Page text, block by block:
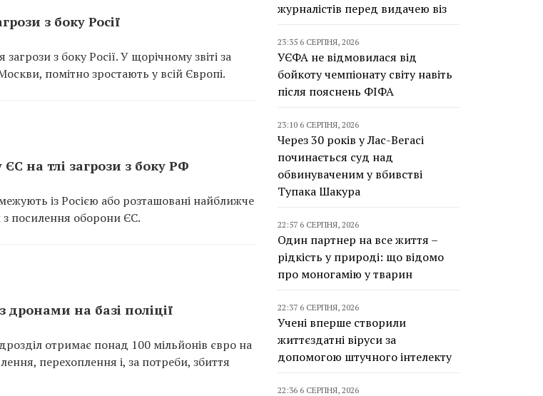
з боку Росії
з боку Росії. У щорічному звіті за
помітно зростають у всій Європі.
на тлі загрози з боку РФ
із Росією або розташовані найближче
посилення оборони ЄС.
на базі поліції
отримає понад 100 мільйонів євро на
перехоплення і, за потреби, збиття
журналістів перед видачею віз
23:35 6 СЕРПНЯ, 2026
УЄФА не відмовилася від
бойкоту чемпіонату світу навіть
після пояснень ФІФА
23:10 6 СЕРПНЯ, 2026
Через 30 років у Лас-Вегасі
починається суд над
обвинуваченим у вбивстві
Тупака Шакура
22:57 6 СЕРПНЯ, 2026
Один партнер на все життя –
рідкість у природі: що відомо
про моногамію у тварин
22:37 6 СЕРПНЯ, 2026
Учені вперше створили
життєздатні віруси за
допомогою штучного інтелекту
22:36 6 СЕРПНЯ, 2026